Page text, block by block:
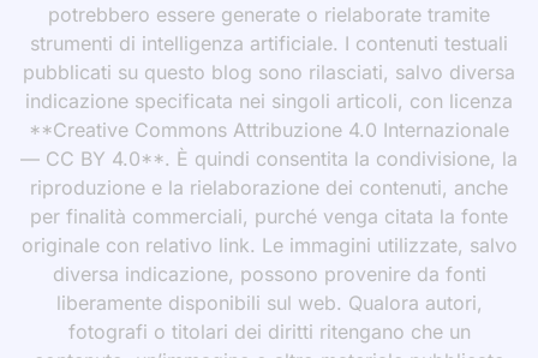
potrebbero essere generate o rielaborate tramite
strumenti di intelligenza artificiale. I contenuti testuali
pubblicati su questo blog sono rilasciati, salvo diversa
indicazione specificata nei singoli articoli, con licenza
**Creative Commons Attribuzione 4.0 Internazionale
— CC BY 4.0**. È quindi consentita la condivisione, la
riproduzione e la rielaborazione dei contenuti, anche
per finalità commerciali, purché venga citata la fonte
originale con relativo link. Le immagini utilizzate, salvo
diversa indicazione, possono provenire da fonti
liberamente disponibili sul web. Qualora autori,
fotografi o titolari dei diritti ritengano che un